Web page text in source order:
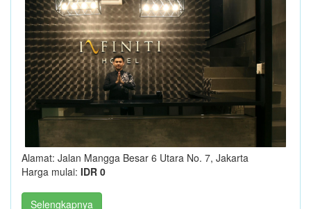
Alamat: Jalan Mangga Besar 6 Utara No. 7, Jakarta
Harga mulai: IDR 0
Selengkapnya